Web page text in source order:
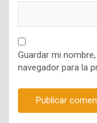
Guardar mi
navegador para la